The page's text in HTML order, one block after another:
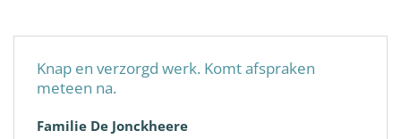
Knap en verzorgd werk. Komt afspraken
meteen na.
Familie De Jonckheere